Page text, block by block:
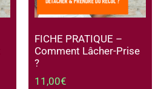
FICHE PRATIQUE –
Comment Lâcher-Prise
?
11,00€